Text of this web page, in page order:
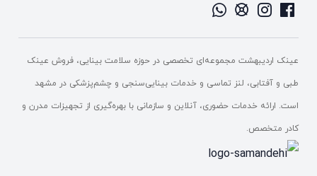
عینک اردیبهشت مجموعه‌ای تخصصی در حوزه سلامت بینایی، فروش عینک
طبی و آفتابی، لنز تماسی و خدمات بینایی‌سنجی و چشم‌پزشکی در مشهد
است. ارائه خدمات حضوری، آنلاین و سازمانی با بهره‌گیری از تجهیزات مدرن و
کادر متخصص.